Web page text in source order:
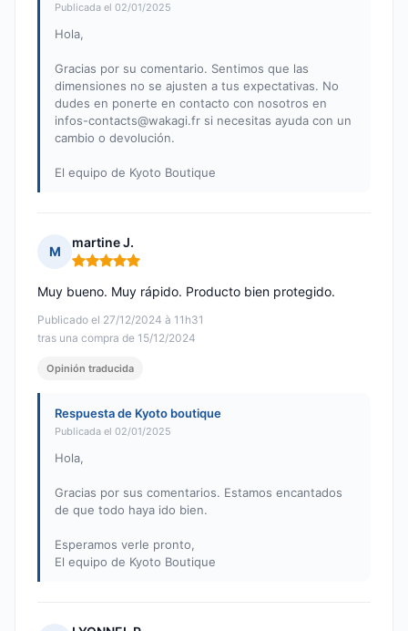
Publicada el 02/01/2025
Hola,
Gracias por su comentario. Sentimos que las
dimensiones no se ajusten a tus expectativas. No
dudes en ponerte en contacto con nosotros en
infos-contacts@wakagi.fr si necesitas ayuda con un
cambio o devolución.
El equipo de Kyoto Boutique
M
martine J.
Nota: 5 de 5
Publicado el 27/12/2024 à 11h31
tras una compra de 15/12/2024
Muy bueno. Muy rápido. Producto bien protegido.
Opinión traducida
Respuesta de Kyoto boutique
Publicada el 02/01/2025
Hola,
Gracias por sus comentarios. Estamos encantados
de que todo haya ido bien.
Esperamos verle pronto,
El equipo de Kyoto Boutique